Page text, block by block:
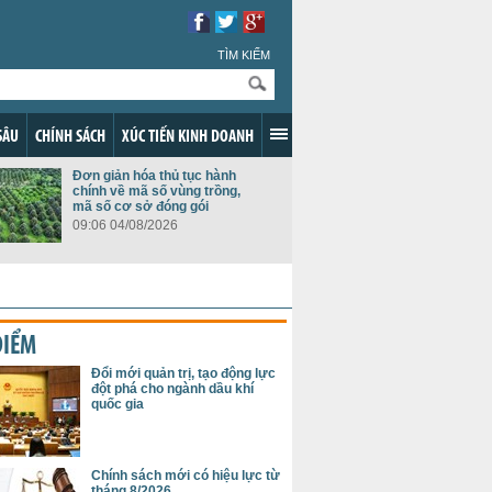
TÌM KIẾM
CHÍNH SÁCH XÚC TIẾN KINH DOANH
Đơn giản hóa thủ tục hành
chính về mã số vùng trồng,
mã số cơ sở đóng gói
09:06 04/08/2026
Đổi mới quản trị, tạo động lực
đột phá cho ngành dầu khí
quốc gia
Chính sách mới có hiệu lực từ